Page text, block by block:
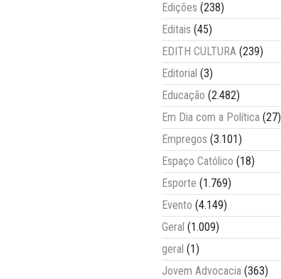
Edições (238)
Editais (45)
EDITH CULTURA (239)
Editorial (3)
Educação (2.482)
Em Dia com a Política (27)
Empregos (3.101)
Espaço Católico (18)
Esporte (1.769)
Evento (4.149)
Geral (1.009)
geral (1)
Jovem Advocacia (363)